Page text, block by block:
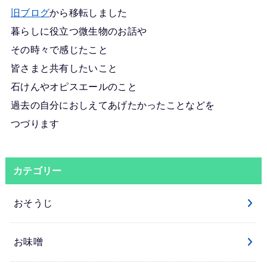
旧ブログから移転しました
暮らしに役立つ微生物のお話や
その時々で感じたこと
皆さまと共有したいこと
石けんやオピスエールのこと
過去の自分におしえてあげたかったことなどを
つづります
カテゴリー
おそうじ
お味噌